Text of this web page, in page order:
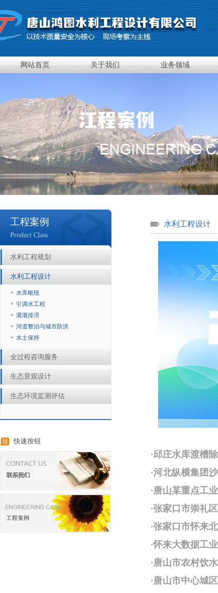
网站首页 关于我们 业务领域
工程案例
Product Class
水利工程规划
水利工程设计
+ 水库枢纽
+ 引调水工程
+ 灌溉排涝
+ 河道整治与城市防洪
+ 水土保持
全过程咨询服务
生态景观设计
生态环境监测评估
快速按钮
水利工程设计
·邱庄水库渡槽
·河北纵横集团
·唐山某重点工
·张家口市崇礼
·张家口市怀来
·怀来大数据工
·唐山市农村饮
·唐山市中心城